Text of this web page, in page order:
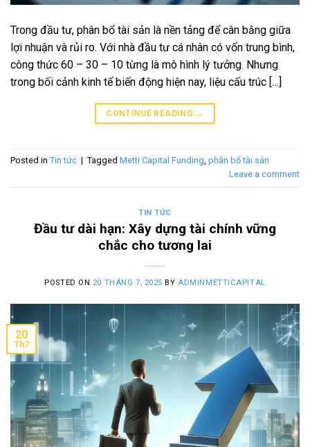
Trong đầu tư, phân bổ tài sản là nền tảng để cân bằng giữa
lợi nhuận và rủi ro. Với nhà đầu tư cá nhân có vốn trung bình,
công thức 60 – 30 – 10 từng là mô hình lý tưởng. Nhưng
trong bối cảnh kinh tế biến động hiện nay, liệu cấu trúc […]
CONTINUE READING →
Posted in Tin tức | Tagged Metti Capital Funding, phân bổ tài sản
Leave a comment
TIN TỨC
Đầu tư dài hạn: Xây dựng tài chính vững
chắc cho tương lai
POSTED ON 20 THÁNG 7, 2025 BY ADMINMETTICAPITAL
20
Th7